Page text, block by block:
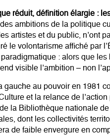
réduit, définition élargie :
ambitions de la politique
artistes et du public, n’ont
le volontarisme affiché par
: alors que
visible l’ambition – non
gauche au pouvoir en 1981
et la relance de
la Bibliothèque nationale
dont les collectivités
de faible envergure en